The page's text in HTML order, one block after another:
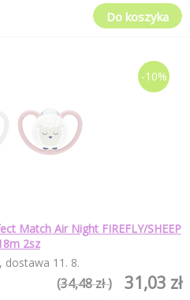
Do koszyka
-10%
Match Air Night FIREFLY/SHEEP
2sz
dostawa 11 . 8.
31,03 zł
(34,48 zł )